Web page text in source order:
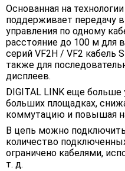
Основанная на
поддерживает передачу
управления по одному
расстояние до 100 м для
серий VF2H / VF2 кабель
также для
дисплеев.
DIGITAL LINK еще
больших площадках,
коммутацию и повышая
В цепь можно
количество
ограничено кабелями,
т. д.